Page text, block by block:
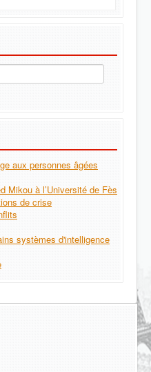
aux personnes âgées
Mikou à l’Université de Fès
de crise
systèmes d'intelligence